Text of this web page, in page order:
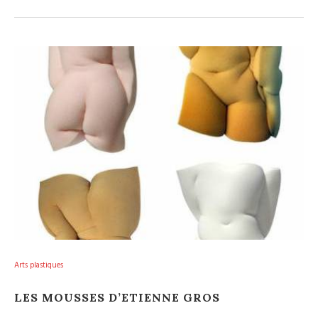
Arts plastiques
LES MOUSSES D’ETIENNE GROS